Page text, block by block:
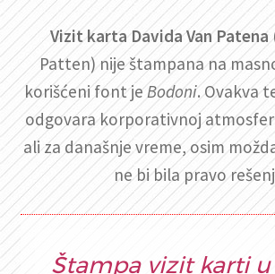
Vizit karta Davida Van Patena
Patten) nije štampana na
korišćeni font jeBodoni. Ovakva
odgovara korporativnoj
ali za današnje vreme, osim
ne bi bila pravo
Štampa vizit karti